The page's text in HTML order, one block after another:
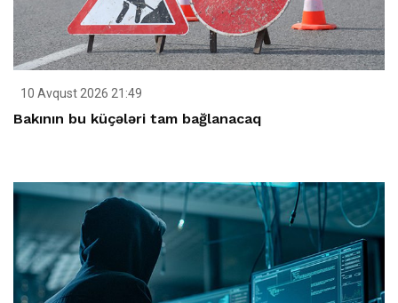
10 Avqust 2026 21:49
Bakının bu küçələri tam bağlanacaq